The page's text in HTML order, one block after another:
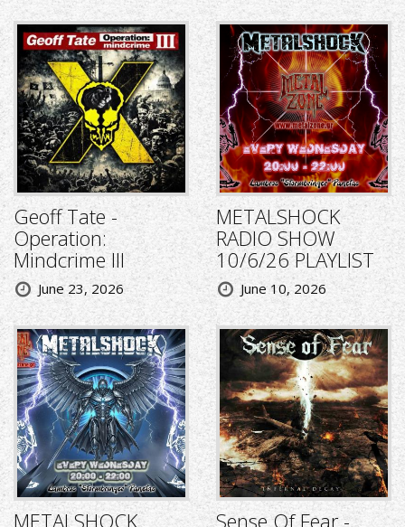
Geoff Tate -
Operation:
Mindcrime III
June 23, 2026
METALSHOCK
RADIO SHOW
10/6/26 PLAYLIST
June 10, 2026
METALSHOCK
Sense Of Fear -